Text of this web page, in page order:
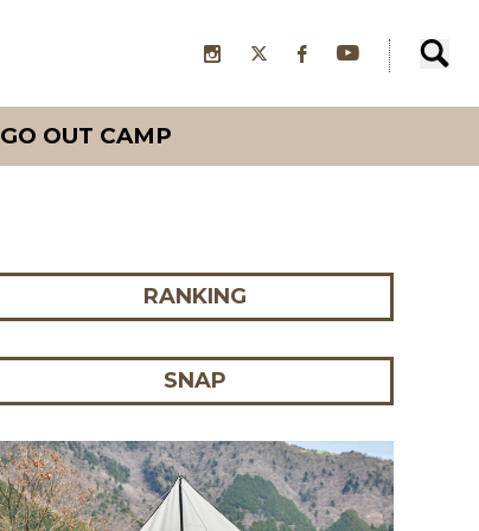
GO OUT CAMP
RANKING
SNAP